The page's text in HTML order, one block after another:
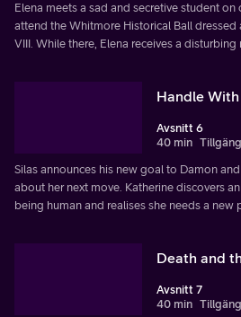
Elena meets a sad and secretive student
attend the Whitmore Historical Ball dressed
VIII. While there, Elena receives a
Handle
Avsnitt 6
40 min
Silas announces his new goal to Damon
about her next move. Katherine discovers
being human and realises she needs a new
Death and
Avsnitt 7
40 min